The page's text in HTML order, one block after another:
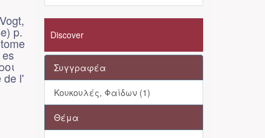
p.
de l'
Discover
Συγγραφέα
Κουκουλές, Φαίδων (1)
Θέμα